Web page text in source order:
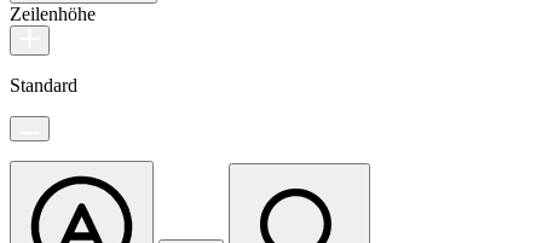
Zeilenhöhe
Standard